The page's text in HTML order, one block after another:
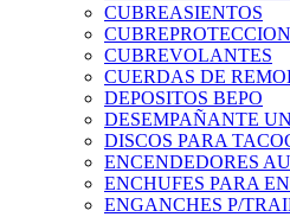
CUBREASIENTOS
CUBREVOLANTES
CUERDAS DE
DEPOSITOS BEPO
DESEMPAÑANTE
DISCOS PARA
ENCENDEDORES
ENCHUFES PARA
ENGANCHES P/